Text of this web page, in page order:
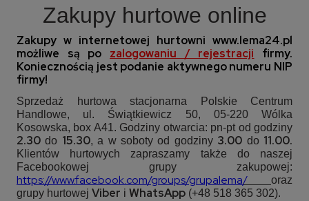
Zakupy hurtowe online
Zakupy w internetowej hurtowni www.lema24.pl
możliwe są po zalogowaniu / rejestracji firmy.
Koniecznością jest podanie aktywnego numeru NIP
firmy!
Sprzedaż hurtowa stacjonarna Polskie Centrum
Handlowe, ul. Świątkiewicz 50, 05-220 Wólka
Kosowska, box A41. Godziny otwarcia: pn-pt od godziny
2.30 do 15.30, a w soboty od godziny 3.00 do 11.00.
Klientów hurtowych zapraszamy także do naszej
Facebookowej grupy zakupowej:
https://www.facebook.com/groups/grupalema/
oraz
grupy hurtowej Viber i WhatsApp (+48 518 365 302).